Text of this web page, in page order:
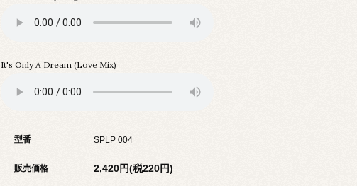
It's Only A Dream (Love Mix)
型番 SPLP 004
販売価格 2,420円(税220円)